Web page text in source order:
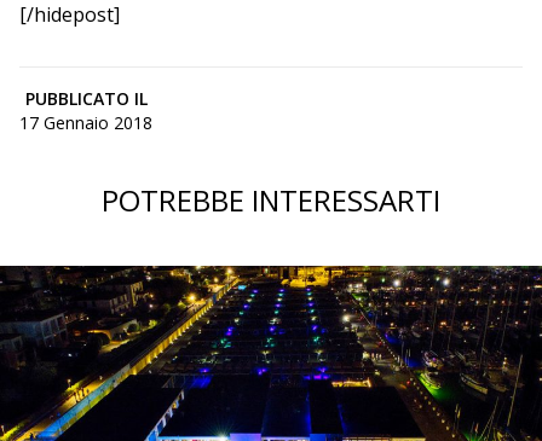
[/hidepost]
PUBBLICATO IL
17 Gennaio 2018
POTREBBE INTERESSARTI